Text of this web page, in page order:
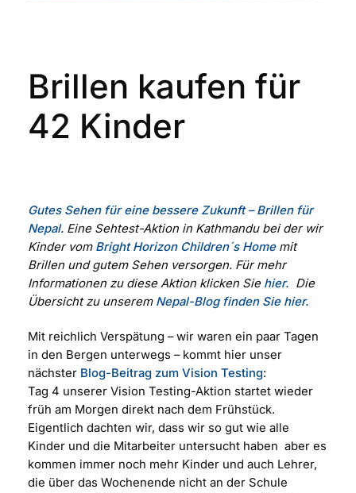
Brillen kaufen für
42 Kinder
Gutes Sehen für eine bessere Zukunft – Brillen für
Nepal. Eine Sehtest-Aktion in Kathmandu bei der wir
Kinder vom Bright Horizon Children´s Homemit
Brillen und gutem Sehen versorgen. Für mehr
Informationen zu diese Aktion klicken Sie hier. Die
Übersicht zu unserem Nepal-Blog finden Sie hier.
Mit reichlich Verspätung – wir waren ein paar Tagen
in den Bergen unterwegs – kommt hier unser
nächster Blog-Beitrag zum Vision Testing:
Tag 4 unserer Vision Testing-Aktion startet wieder
früh am Morgen direkt nach dem Frühstück.
Eigentlich dachten wir, dass wir so gut wie alle
Kinder und die Mitarbeiter untersucht haben aber es
kommen immer noch mehr Kinder und auch Lehrer,
die über das Wochenende nicht an der Schule